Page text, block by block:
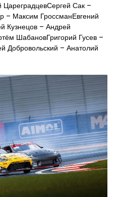
Сак –
– Максим ГроссманЕвгений
Кузнецов – Андрей
ШабановГригорий Гусев –
Добровольский – Анатолий